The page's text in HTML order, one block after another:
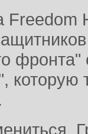
фронта"